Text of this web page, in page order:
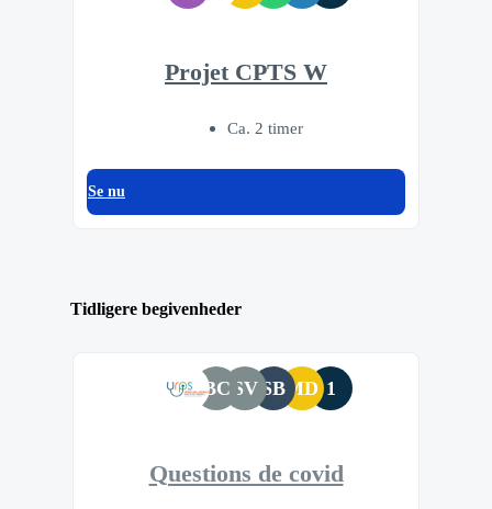
Projet CPTS W
Ca. 2 timer
Se nu
Tidligere begivenheder
BC SV SB MD 1
Questions de covid